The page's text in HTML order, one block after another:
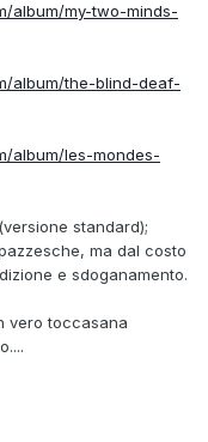
album/my-two-minds-
album/the-blind-deaf-
album/les-mondes-
standard);
ma dal costo
e sdoganamento.
vero toccasana